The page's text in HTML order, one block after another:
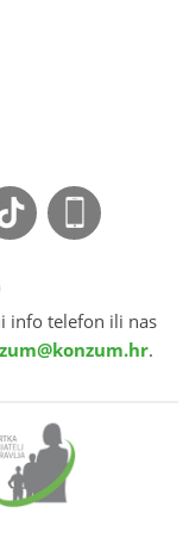
info telefon ili nas
.